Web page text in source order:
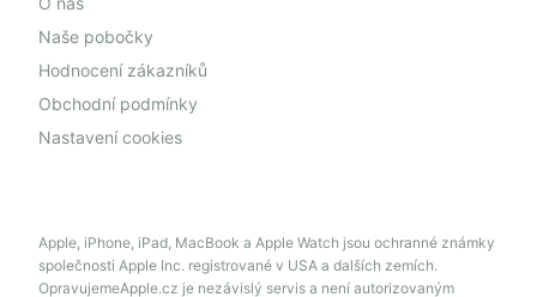
Naše pobočky
Hodnocení zákazníků
Obchodní podmínky
Nastavení cookies
Apple, iPhone, iPad, MacBook a Apple Watch jsou ochranné známky
společnosti Apple Inc. registrované v USA a dalších zemích.
OpravujemeApple.cz je nezávislý servis a není autorizovaným